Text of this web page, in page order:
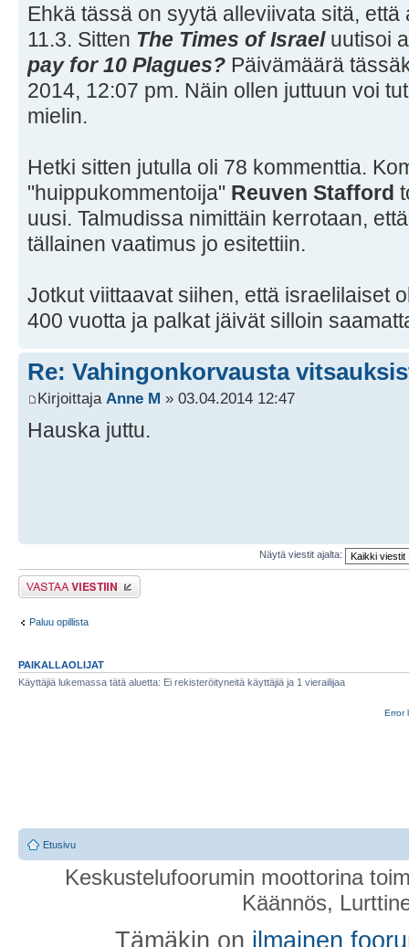
Ehkä tässä on syytä alleviivata sitä,
11.3. Sitten The Times of Israeluutisoi
pay for 10 Plagues? Päivämäärä
2014, 12:07 pm. Näin ollen juttuun voi
mielin.
Hetki sitten jutulla oli 78 kommenttia.
"huippukommentoija" Reuven Stafford
uusi. Talmudissa nimittäin kerrotaan,
tällainen vaatimus jo esitettiin.
Jotkut viittaavat siihen, että israelilaiset
400 vuotta ja palkat jäivät silloin
Re: Vahingonkorvausta
Kirjoittaja Anne M » 03.04.2014 12:47
Hauska juttu.
Näytä viestit ajalta:
Lähetä vastaus
Paluu opillista
PAIKALLAOLIJAT
Käyttäjiä lukemassa tätä aluetta: Ei rekisteröityneitä käyttäjiä ja 1 vierailijaa
Error
Etusivu
Keskustelufoorumin moottorina
Käännös,
Tämäkin on ilmainen